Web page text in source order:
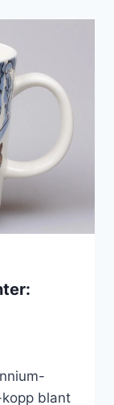
blant